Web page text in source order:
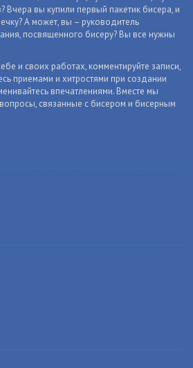
Вчера вы купили первый пакетик бисера, и
А может, вы – руководитель
посвященного бисеру? Вы все нужны
и своих работах, комментируйте записи,
приемами и хитростями при создании
впечатлениями. Вместе мы
связанные с бисером и бисерным